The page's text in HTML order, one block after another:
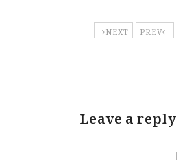
PREV
NEXT
Leave a reply